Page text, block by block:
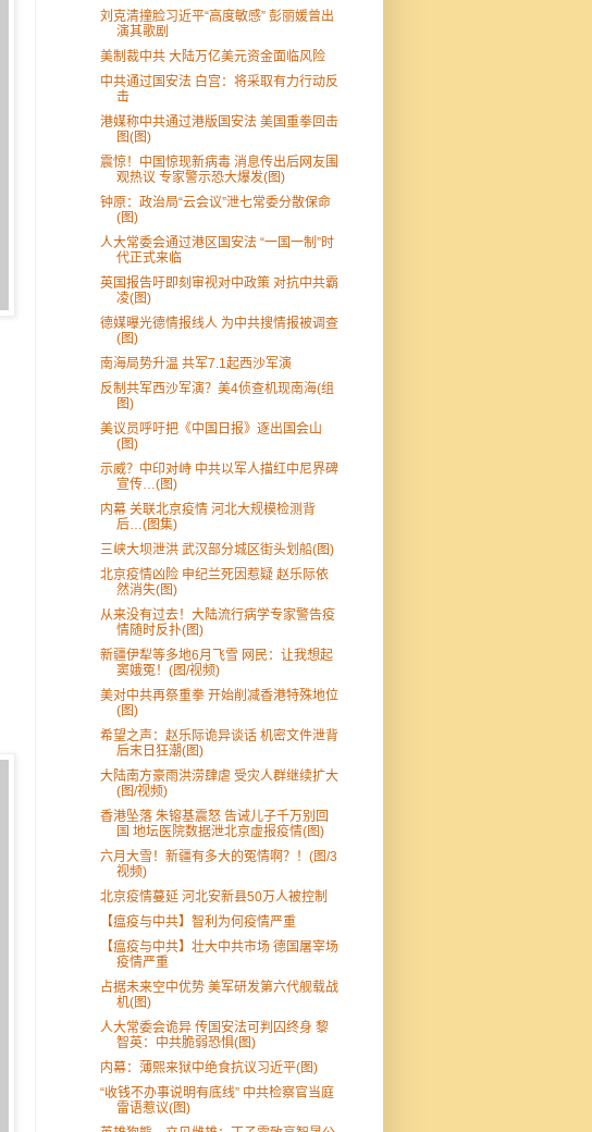
刘克清撞脸习近平“高度敏感” 彭丽媛曾出
演其歌剧
美制裁中共 大陆万亿美元资金面临风险
中共通过国安法 白宫：将采取有力行动反
击
港媒称中共通过港版国安法 美国重拳回击
图(图)
震惊！中国惊现新病毒 消息传出后网友围
观热议 专家警示恐大爆发(图)
钟原：政治局“云会议”泄七常委分散保命
(图)
人大常委会通过港区国安法 “一国一制”时
代正式来临
英国报告吁即刻审视对中政策 对抗中共霸
凌(图)
德媒曝光德情报线人 为中共搜情报被调查
(图)
南海局势升温 共军7.1起西沙军演
反制共军西沙军演？美4侦查机现南海(组
图)
美议员呼吁把《中国日报》逐出国会山
(图)
示威？中印对峙 中共以军人描红中尼界碑
宣传…(图)
内幕 关联北京疫情 河北大规模检测背
后…(图集)
三峡大坝泄洪 武汉部分城区街头划船(图)
北京疫情凶险 申纪兰死因惹疑 赵乐际依
然消失(图)
从来没有过去！大陆流行病学专家警告疫
情随时反扑(图)
新疆伊犁等多地6月飞雪 网民：让我想起
窦娥冤！(图/视频)
美对中共再祭重拳 开始削减香港特殊地位
(图)
希望之声：赵乐际诡异谈话 机密文件泄背
后末日狂潮(图)
大陆南方豪雨洪涝肆虐 受灾人群继续扩大
(图/视频)
香港坠落 朱镕基震怒 告诫儿子千万别回
国 地坛医院数据泄北京虚报疫情(图)
六月大雪！新疆有多大的冤情啊？！(图/3
视频)
北京疫情蔓延 河北安新县50万人被控制
【瘟疫与中共】智利为何疫情严重
【瘟疫与中共】壮大中共市场 德国屠宰场
疫情严重
占据未来空中优势 美军研发第六代舰载战
机(图)
人大常委会诡异 传国安法可判囚终身 黎
智英：中共脆弱恐惧(图)
内幕：薄熙来狱中绝食抗议习近平(图)
“收钱不办事说明有底线” 中共检察官当庭
雷语惹议(图)